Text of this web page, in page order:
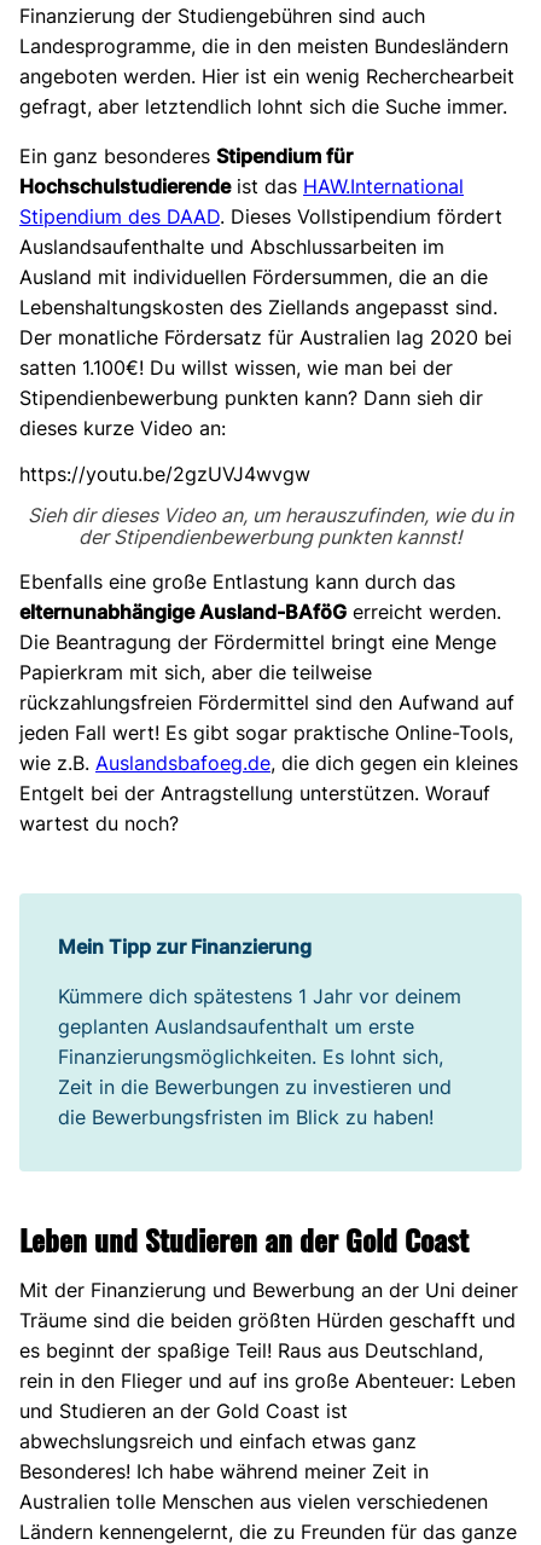
Finanzierung der Studiengebühren sind auch
Landesprogramme, die in den meisten Bundesländern
angeboten werden. Hier ist ein wenig Recherchearbeit
gefragt, aber letztendlich lohnt sich die Suche immer.
Ein ganz besonderes Stipendium für
Hochschulstudierendeist das HAW.International
Stipendium des DAAD. Dieses Vollstipendium fördert
Auslandsaufenthalte und Abschlussarbeiten im
Ausland mit individuellen Fördersummen, die an die
Lebenshaltungskosten des Ziellands angepasst sind.
Der monatliche Fördersatz für Australien lag 2020 bei
satten 1.100€! Du willst wissen, wie man bei der
Stipendienbewerbung punkten kann? Dann sieh dir
dieses kurze Video an:
https://youtu.be/2gzUVJ4wvgw
Sieh dir dieses Video an, um herauszufinden, wie du in
der Stipendienbewerbung punkten kannst!
Ebenfalls eine große Entlastung kann durch das
elternunabhängige Ausland-BAföG erreicht werden.
Die Beantragung der Fördermittel bringt eine Menge
Papierkram mit sich, aber die teilweise
rückzahlungsfreien Fördermittel sind den Aufwand auf
jeden Fall wert! Es gibt sogar praktische Online-Tools,
wie z.B. Auslandsbafoeg.de, die dich gegen ein kleines
Entgelt bei der Antragstellung unterstützen. Worauf
wartest du noch?
Mein Tipp zur Finanzierung
Kümmere dich spätestens 1 Jahr vor deinem
geplanten Auslandsaufenthalt um erste
Finanzierungsmöglichkeiten. Es lohnt sich,
Zeit in die Bewerbungen zu investieren und
die Bewerbungsfristen im Blick zu haben!
Leben und Studieren an der Gold Coast
Mit der Finanzierung und Bewerbung an der Uni deiner
Träume sind die beiden größten Hürden geschafft und
es beginnt der spaßige Teil! Raus aus Deutschland,
rein in den Flieger und auf ins große Abenteuer: Leben
und Studieren an der Gold Coast ist
abwechslungsreich und einfach etwas ganz
Besonderes! Ich habe während meiner Zeit in
Australien tolle Menschen aus vielen verschiedenen
Ländern kennengelernt, die zu Freunden für das ganze